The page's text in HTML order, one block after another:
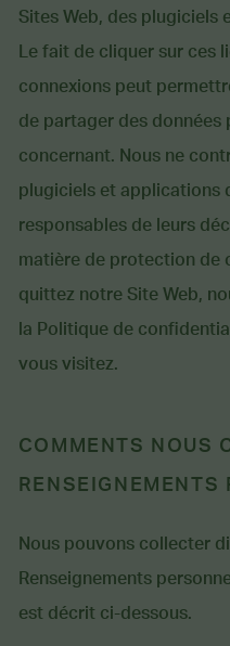
Sites Web, des plugiciels
Le fait de cliquer sur ces
connexions peut
de partager des données
concernant. Nous ne
plugiciels et applications
responsables de leurs
matière de protection de
quittez notre Site Web,
la Politique de
vous visitez.
COMMENTS NOUS
RENSEIGNEMENTS
Nous pouvons collecter
Renseignements
est décrit ci-dessous.